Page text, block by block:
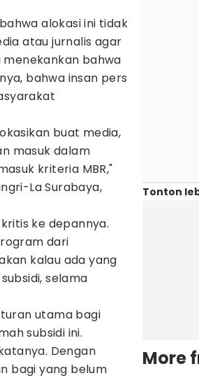
alokasi ini tidak
atau jurnalis agar
bahwa
bahwa insan pers
buat media,
masuk dalam
kriteria MBR,"
La Surabaya,
ke depannya.
dari
kalau ada yang
selama
utama bagi
subsidi ini.
Dengan
bagi yang belum
Tonton
More